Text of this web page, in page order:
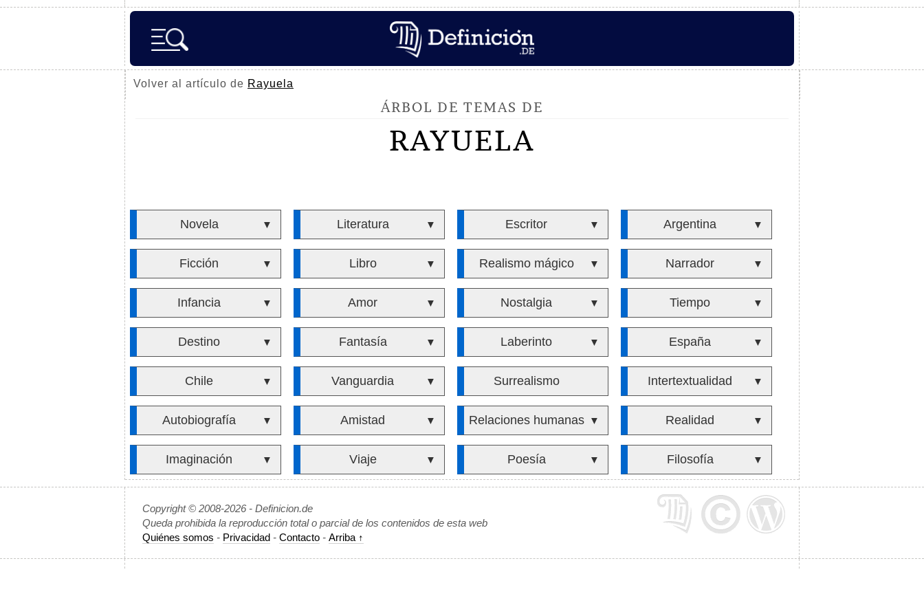
Volver al artículo de Rayuela
ÁRBOL DE TEMAS DE
RAYUELA
Novela ▼ Literatura ▼ Escritor ▼ Argentina ▼
Ficción ▼ Libro ▼ Realismo mágico ▼ Narrador ▼
Infancia ▼ Amor ▼ Nostalgia ▼ Tiempo ▼
Destino ▼ Fantasía ▼ Laberinto ▼ España ▼
Chile ▼ Vanguardia ▼ Surrealismo Intertextualidad ▼
Autobiografía ▼ Amistad ▼ Relaciones humanas ▼ Realidad ▼
Imaginación ▼ Viaje ▼ Poesía ▼ Filosofía ▼
Copyright © 2008-2026 - Definicion.de
Queda prohibida la reproducción total o parcial de los contenidos de esta web
Quiénes somos - Privacidad - Contacto - Arriba ↑